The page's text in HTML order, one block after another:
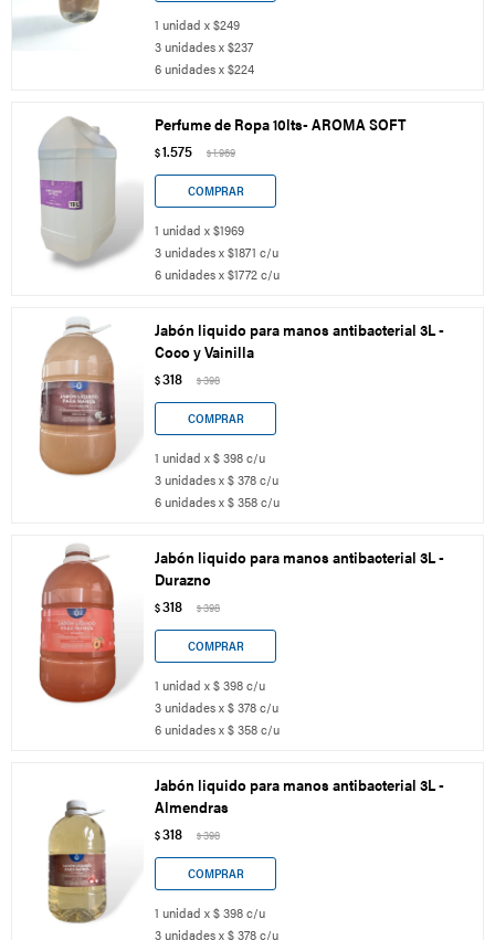
1 unidad x $249
3 unidades x $237
6 unidades x $224
Perfume de Ropa 10lts- AROMA SOFT
$1.575 $1.969
1 unidad x $1969
3 unidades x $1871 c/u
6 unidades x $1772 c/u
Jabón liquido para manos antibacterial 3L -
Coco y Vainilla
$318 $398
1 unidad x $ 398 c/u
3 unidades x $ 378 c/u
6 unidades x $ 358 c/u
Jabón liquido para manos antibacterial 3L -
Durazno
$318 $398
1 unidad x $ 398 c/u
3 unidades x $ 378 c/u
6 unidades x $ 358 c/u
Jabón liquido para manos antibacterial 3L -
Almendras
$318 $398
1 unidad x $ 398 c/u
3 unidades x $ 378 c/u